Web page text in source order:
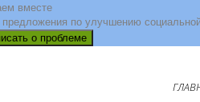
вместе
предложения по улучшению
о проблеме